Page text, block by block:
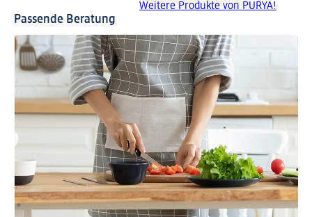
Weitere Produkte von PURYA!
Passende Beratung